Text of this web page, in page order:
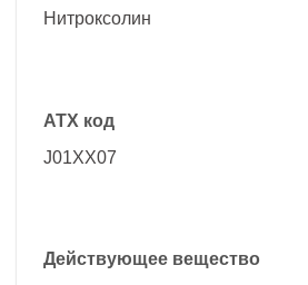
Нитроксолин
АТХ код
J01XX07
Действующее вещество